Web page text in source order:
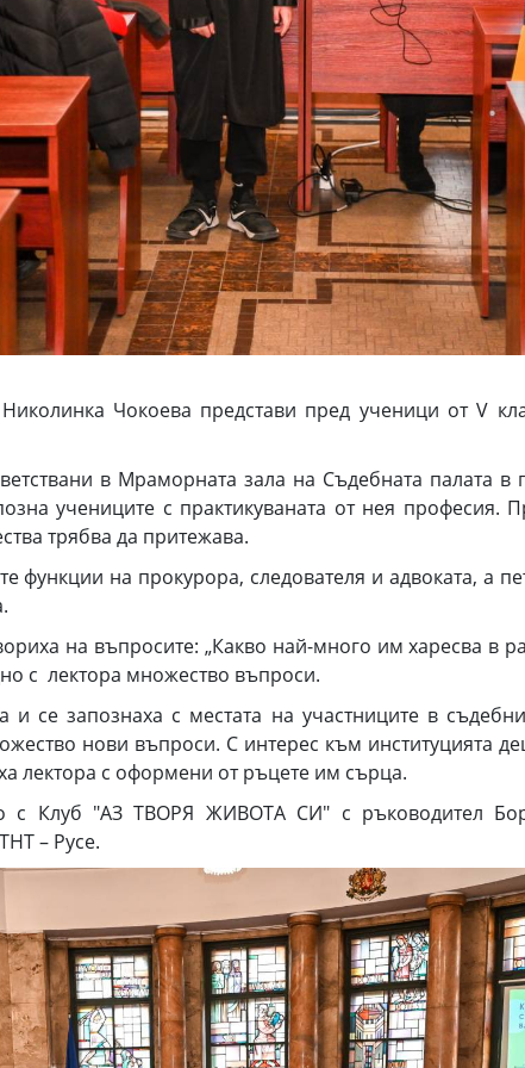
Чокоева представи пред ученици от V
в Мраморната зала на Съдебната палата в
учениците с практикуваната от нея професия.
трябва да притежава.
функции на прокурора, следователя и адвоката, а
на въпросите: „Какво най-много им харесва в
с лектора множество въпроси.
и се запознаха с местата на участниците в
нови въпроси. С интерес към институцията
лектора с оформени от ръцете им сърца.
с Клуб "АЗ ТВОРЯ ЖИВОТА СИ" с ръководител
– Русе.